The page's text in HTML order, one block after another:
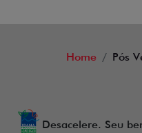
Home Pós
Desacelere. Seu